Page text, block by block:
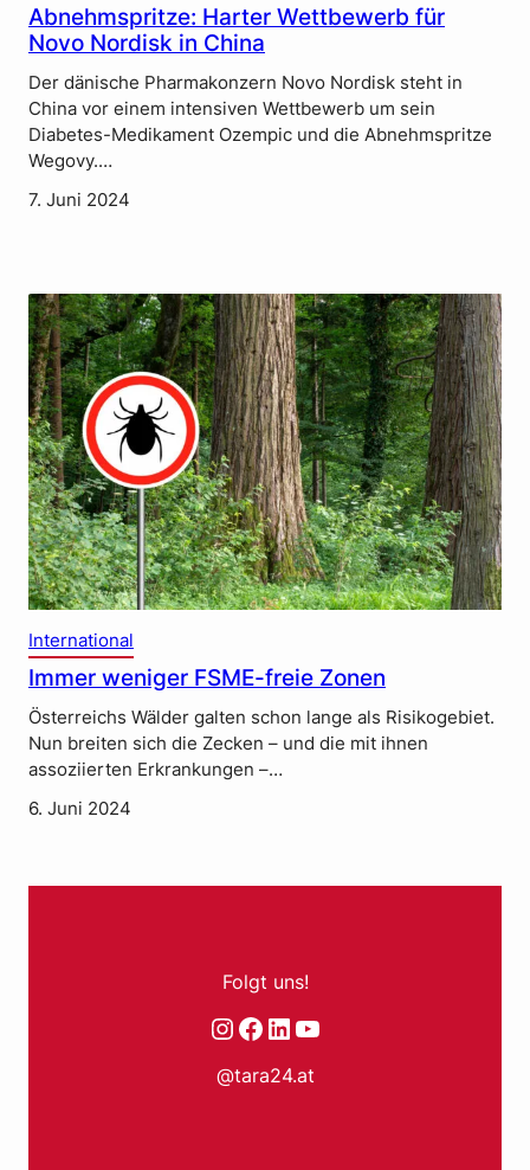
Abnehmspritze: Harter Wettbewerb für
Novo Nordisk in China
Der dänische Pharmakonzern Novo Nordisk steht in
China vor einem intensiven Wettbewerb um sein
Diabetes-Medikament Ozempic und die Abnehmspritze
Wegovy.…
7. Juni 2024
International
Immer weniger FSME-freie Zonen
Österreichs Wälder galten schon lange als Risikogebiet.
Nun breiten sich die Zecken – und die mit ihnen
assoziierten Erkrankungen –…
6. Juni 2024
Folgt uns!
Instagram Facebook LinkedIn YouTube
@tara24.at